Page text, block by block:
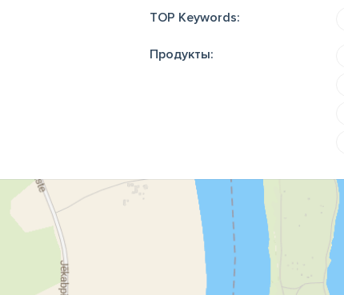
TOP Keywords:
Продукты: